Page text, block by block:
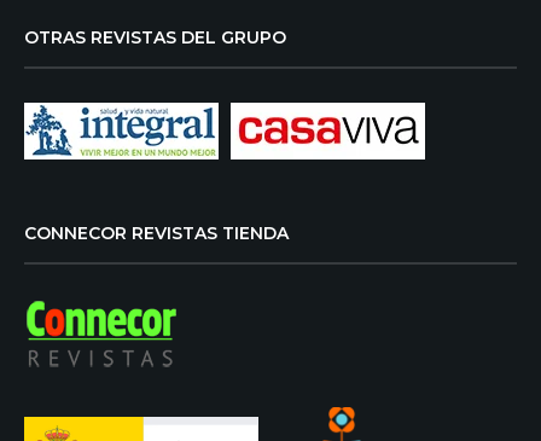
OTRAS REVISTAS DEL GRUPO
CONNECOR REVISTAS TIENDA